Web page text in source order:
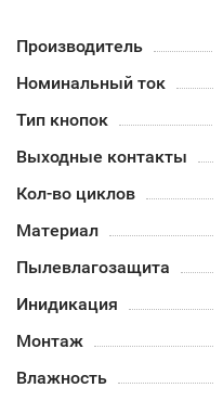
Производитель
Номинальный ток
Тип кнопок
Выходные контакты
Кол-во циклов
Материал
Пылевлагозащита
Инидикация
Монтаж
Влажность